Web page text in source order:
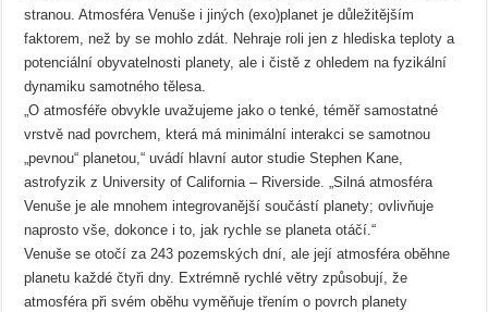
stranou. Atmosféra Venuše i jiných (exo)planet je důležitějším
faktorem, než by se mohlo zdát. Nehraje roli jen z hlediska teploty a
potenciální obyvatelnosti planety, ale i čistě z ohledem na fyzikální
dynamiku samotného tělesa.
„O atmosféře obvykle uvažujeme jako o tenké, téměř samostatné
vrstvě nad povrchem, která má minimální interakci se samotnou
„pevnou“ planetou,“ uvádí hlavní autor studie Stephen Kane,
astrofyzik z University of California – Riverside. „Silná atmosféra
Venuše je ale mnohem integrovanější součástí planety; ovlivňuje
naprosto vše, dokonce i to, jak rychle se planeta otáčí.“
Venuše se otočí za 243 pozemských dní, ale její atmosféra oběhne
planetu každé čtyři dny. Extrémně rychlé větry způsobují, že
atmosféra při svém oběhu vyměňuje třením o povrch planety